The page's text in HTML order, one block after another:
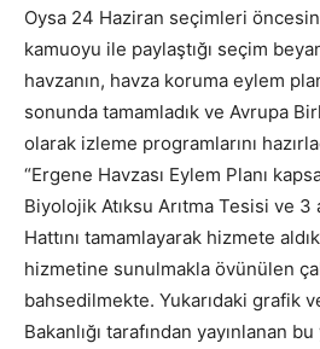
Oysa 24 Haziran seçimleri
kamuoyu ile paylaştığı seçim
havzanın, havza koruma eylem
sonunda tamamladık ve Avrupa
olarak izleme programlarını
“Ergene Havzası Eylem Planı
Biyolojik Atıksu Arıtma Tesisi ve
Hattını tamamlayarak hizmete
hizmetine sunulmakla övünülen
bahsedilmekte. Yukarıdaki grafik
Bakanlığı tarafından yayınlanan